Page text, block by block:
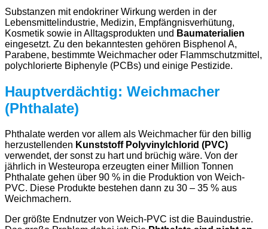
Substanzen mit endokriner Wirkung werden in der
Lebensmittelindustrie, Medizin, Empfängnisverhütung,
Kosmetik sowie in Alltagsprodukten und Baumaterialien
eingesetzt. Zu den bekanntesten gehören Bisphenol A,
Parabene, bestimmte Weichmacher oder Flammschutzmittel,
polychlorierte Biphenyle (PCBs) und einige Pestizide.
Hauptverdächtig: Weichmacher
(Phthalate)
Phthalate werden vor allem als Weichmacher für den billig
herzustellenden Kunststoff Polyvinylchlorid (PVC)
verwendet, der sonst zu hart und brüchig wäre. Von der
jährlich in Westeuropa erzeugten einer Million Tonnen
Phthalate gehen über 90 % in die Produktion von Weich-
PVC. Diese Produkte bestehen dann zu 30 – 35 % aus
Weichmachern.
Der größte Endnutzer von Weich-PVC ist die Bauindustrie.